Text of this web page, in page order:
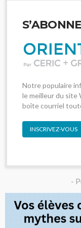
Notre populaire
le meilleur du site
boîte courriel
INSCRIVEZ-VOUS
-